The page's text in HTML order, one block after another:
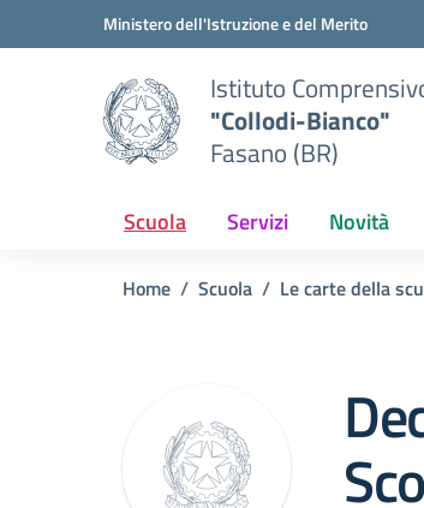
Vai ai contenuti
Vai al menu di navigazioneMinistero dell'Istruzione e del Merito
Istituto
"Collodi-Bianco"
Fasano (BR)
Scuola Servizi Novità
Home Scuola Le carte della